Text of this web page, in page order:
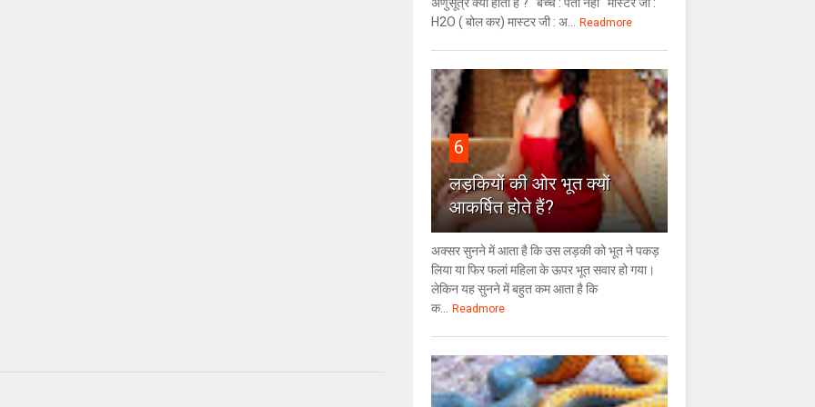
H2O ( बोल कर) मास्टर जी : अ...
Readmore
6
लड़कियों की ओर भूत क्‍यों
आकर्षित होते हैं?
अक्सर सुनने में आता है कि उस लड़की को भूत ने पकड़
लिया या फिर फलां महिला के ऊपर भूत सवार हो गया।
लेकिन यह सुनने में बहुत कम आता है कि
क...
Readmore